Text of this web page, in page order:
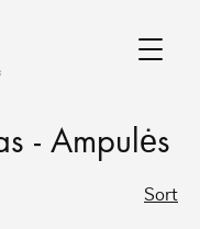
- Ampulės
Sort